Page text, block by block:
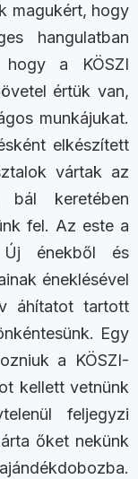
magukért, hogy
hangulatban
a KÖSZI
értük van,
munkájukat.
elkészített
vártak az
keretében
fel. Az este a
Új énekből és
éneklésével
áhítatot tartott
Egy
a KÖSZI-
kellett vetnünk
feljegyzi
őket nekünk